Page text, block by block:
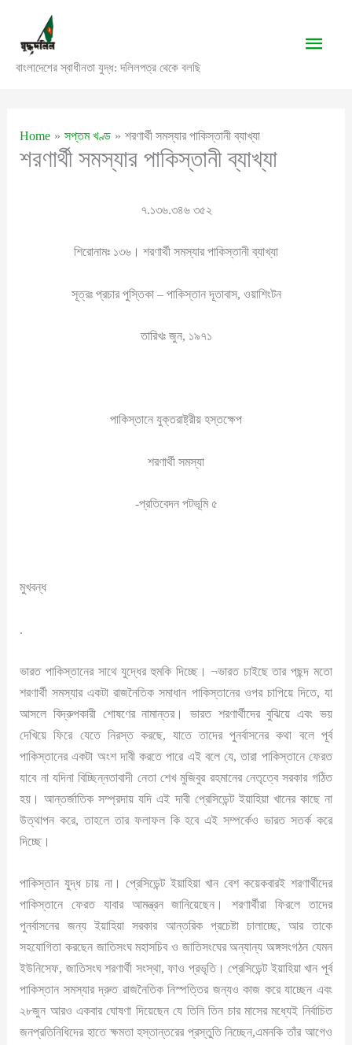
content
বাংলাদেশের স্বাধীনতা যুদ্ধ: দলিলপত্র থেকে বলছি
Main
Home সপ্তম খণ্ড শরণার্থী সমস্যার পাকিস্তানী ব্যাখ্যা
শরণার্থী সমস্যার পাকিস্তানী ব্যাখ্যা
৭.১৩৬.৩৪৬ ৩৫২
শিরোনামঃ ১৩৬। শরণার্থী সমস্যার পাকিস্তানী ব্যাখ্যা
সূত্রঃ প্রচার পুস্তিকা – পাকিস্তান দূতাবাস, ওয়াশিংটন
তারিখঃ জুন, ১৯৭১
পাকিস্তানে যুক্তরাষ্ট্রীয় হস্তক্ষেপ
শরণার্থী সমস্যা
-প্রতিবেদন পটভূমি ৫
মুখবন্ধ
.
ভারত পাকিস্তানের সাথে যুদ্ধের হুমকি দিচ্ছে। ¬ভারত চাইছে তার পছন্দ মতো
শরণার্থী সমস্যার একটা রাজনৈতিক সমাধান পাকিস্তানের ওপর চাপিয়ে দিতে, যা
আসলে বিদ্রুপকারী শোষণের নামান্তর। ভারত শরণার্থীদের বুঝিয়ে এবং ভয়
দেখিয়ে ফিরে যেতে নিরস্ত করছে, যাতে তাদের পুনর্বাসনের কথা বলে পূর্ব
পাকিস্তানের একটা অংশ দাবী করতে পারে এই বলে যে, তারা পাকিস্তানে ফেরত
যাবে না যদিনা বিচ্ছিন্নতাবাদী নেতা শেখ মুজিবুর রহমানের নেতৃত্বে সরকার গঠিত
হয়। আন্তর্জাতিক সম্প্রদায় যদি এই দাবী প্রেসিডেন্ট ইয়াহিয়া খানের কাছে না
উত্থাপন করে, তাহলে তার ফলাফল কি হবে এই সম্পর্কেও ভারত সতর্ক করে
দিচ্ছে।
পাকিস্তান যুদ্ধ চায় না। প্রেসিডেন্ট ইয়াহিয়া খান বেশ কয়েকবারই শরণার্থীদের
পাকিস্তানে ফেরত যাবার আমন্ত্রন জানিয়েছেন। শরণার্থীরা ফিরলে তাদের
পুনর্বাসনের জন্য ইয়াহিয়া সরকার আন্তরিক প্রচেষ্টা চালাচ্ছে, আর তাকে
সহযোগিতা করছেন জাতিসংঘ মহাসচিব ও জাতিসংঘের অন্যান্য অঙ্গসংগঠন যেমন
ইউনিসেফ, জাতিসংঘ শরণার্থী সংস্থা, ফাও প্রভৃতি। প্রেসিডেন্ট ইয়াহিয়া খান পূর্ব
পাকিস্তান সমস্যার দ্রুত রাজনৈতিক নিস্পত্তির জন্যও কাজ করে যাচ্ছেন এবং
২৮জুন আরও একবার ঘোষণা দিয়েছেন যে তিনি তিন চার মাসের মধ্যেই নির্বাচিত
জনপ্রতিনিধিদের হাতে ক্ষমতা হস্তান্তরের প্রস্তুতি নিচ্ছেন,এমনকি তাঁর আগেও